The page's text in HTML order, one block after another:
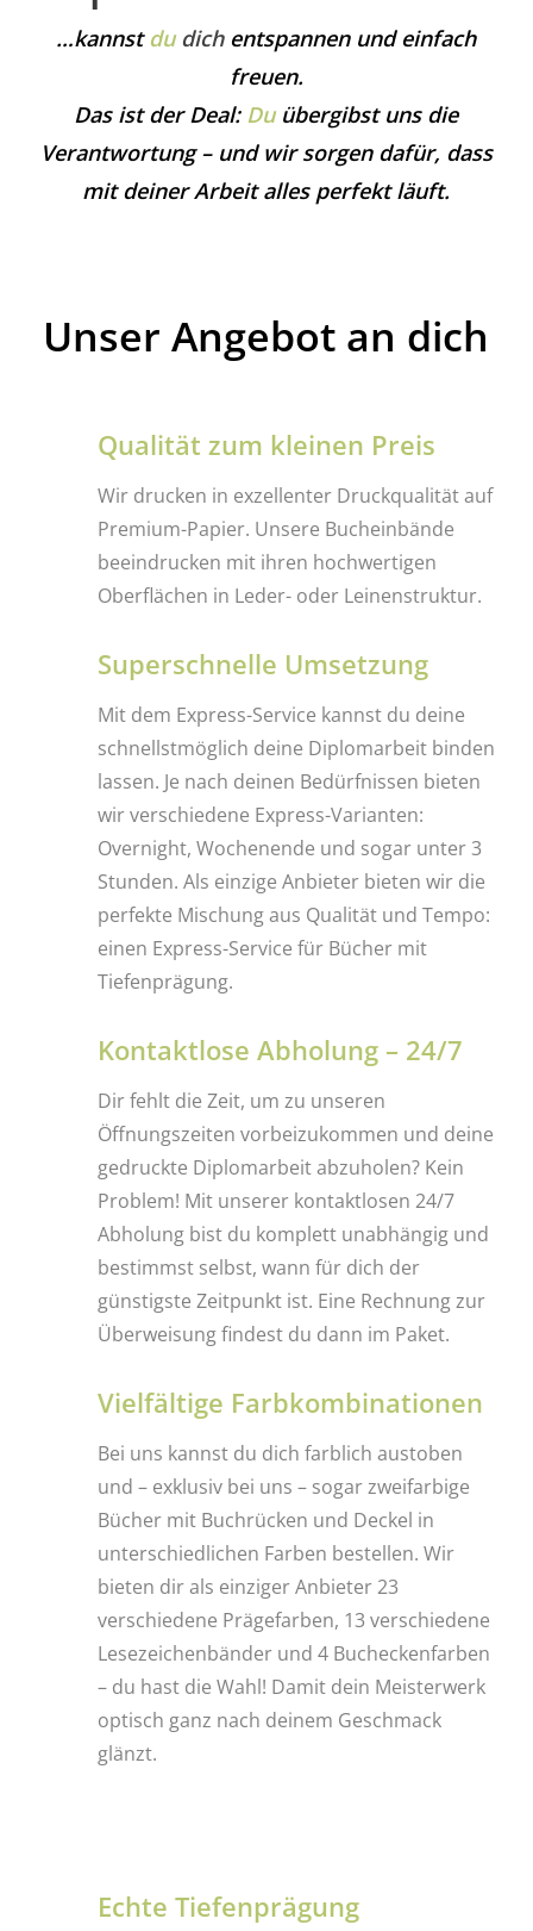
…kannst dudichentspannen und einfach
freuen.
Das ist der Deal: Duübergibst uns die
Verantwortung – und wir sorgen dafür, dass
mit deiner Arbeit alles perfekt läuft.
Unser Angebot an dich
Qualität zum kleinen Preis
Wir drucken in exzellenter Druckqualität auf
Premium-Papier. Unsere Bucheinbände
beeindrucken mit ihren hochwertigen
Oberflächen in Leder- oder Leinenstruktur.
Superschnelle Umsetzung
Mit dem Express-Service kannst du deine
schnellstmöglich deine Diplomarbeit binden
lassen. Je nach deinen Bedürfnissen bieten
wir verschiedene Express-Varianten:
Overnight, Wochenende und sogar unter 3
Stunden. Als einzige Anbieter bieten wir die
perfekte Mischung aus Qualität und Tempo:
einen Express-Service für Bücher mit
Tiefenprägung.
Kontaktlose Abholung – 24/7
Dir fehlt die Zeit, um zu unseren
Öffnungszeiten vorbeizukommen und deine
gedruckte Diplomarbeit abzuholen? Kein
Problem! Mit unserer kontaktlosen 24/7
Abholung bist du komplett unabhängig und
bestimmst selbst, wann für dich der
günstigste Zeitpunkt ist. Eine Rechnung zur
Überweisung findest du dann im Paket.
Vielfältige Farbkombinationen
Bei uns kannst du dich farblich austoben
und – exklusiv bei uns – sogar zweifarbige
Bücher mit Buchrücken und Deckel in
unterschiedlichen Farben bestellen. Wir
bieten dir als einziger Anbieter 23
verschiedene Prägefarben, 13 verschiedene
Lesezeichenbänder und 4 Bucheckenfarben
– du hast die Wahl! Damit dein Meisterwerk
optisch ganz nach deinem Geschmack
glänzt.
Echte Tiefenprägung